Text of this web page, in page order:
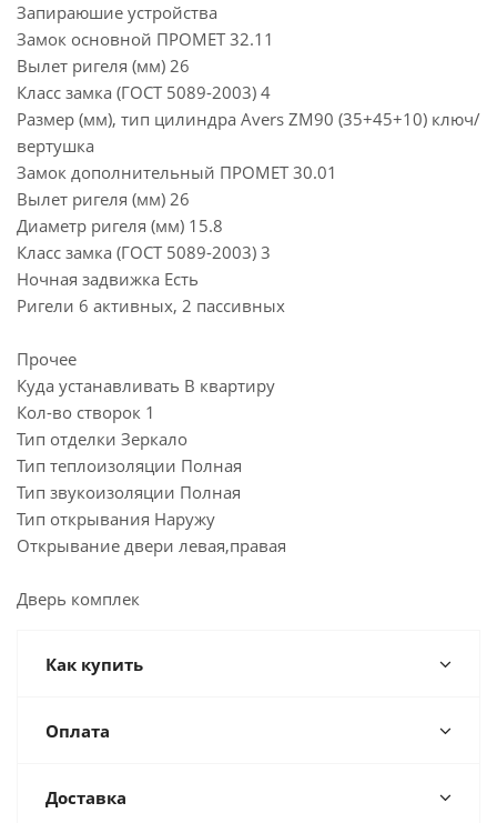
Запираюшие устройства
Замок основной ПРОМЕТ 32.11
Вылет ригеля (мм) 26
Класс замка (ГОСТ 5089-2003) 4
Размер (мм), тип цилиндра Avers ZM90 (35+45+10) ключ/
вертушка
Замок дополнительный ПРОМЕТ 30.01
Вылет ригеля (мм) 26
Диаметр ригеля (мм) 15.8
Класс замка (ГОСТ 5089-2003) 3
Ночная задвижка Есть
Ригели 6 активных, 2 пассивных
Прочее
Куда устанавливать В квартиру
Кол-во створок 1
Тип отделки Зеркало
Тип теплоизоляции Полная
Тип звукоизоляции Полная
Тип открывания Наружу
Открывание двери левая,правая
Дверь комплек
Как купить
Оплата
Доставка